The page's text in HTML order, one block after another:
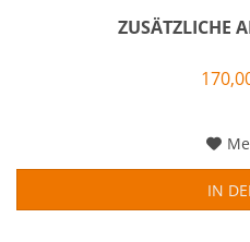
ZUSÄTZLICHE
IN